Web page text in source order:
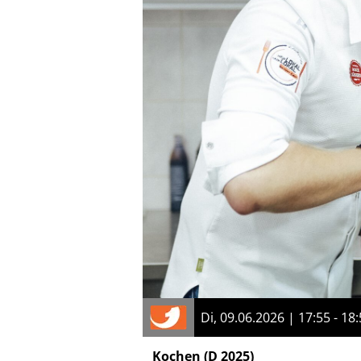
Di, 09.06.2026 | 17:55 -
Kochen (D 2025)